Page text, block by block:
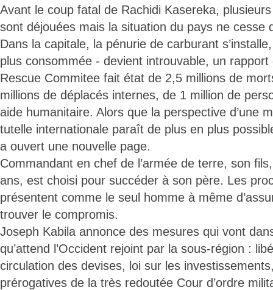
Avant le coup fatal de Rachidi Kasereka,
sont déjouées mais la situation du pays ne cesse
Dans la capitale, la pénurie de carburant
plus consommée - devient introuvable, un rapport
Rescue Commitee fait état de 2,5 millions de
millions de déplacés internes, de 1 million de
aide humanitaire. Alors que la perspective d’une
tutelle internationale paraît de plus en plus
a ouvert une nouvelle page.
Commandant en chef de l’armée de terre, son
ans, est choisi pour succéder à son père. Les
présentent comme le seul homme à même
trouver le compromis.
Joseph Kabila annonce des mesures qui vont
qu’attend l’Occident rejoint par la sous-région :
circulation des devises, loi sur les
prérogatives de la très redoutée Cour d’ordre